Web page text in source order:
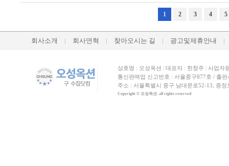
1 2 3 4 5
회사소개 회사연혁 찾아오시는 길 광고및제휴안내
상호명 : 오성옥션 | 대표자 : 한창주 | 사업자
통신판매업 신고번호 : 서울중구877호 / 출
주소 : 서울특별시 중구 남대문로52-13, 중
Copyright © 오성옥션. all rights reserved